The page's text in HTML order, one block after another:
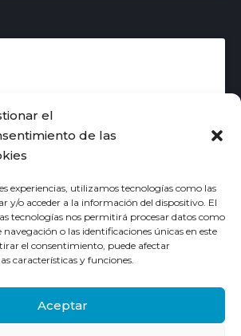
el
de las
experiencias, utilizamos tecnologías como las
y/o acceder a la información del dispositivo. El
tecnologías nos permitirá procesar datos como
o las identificaciones únicas en este
el consentimiento, puede afectar
características y funciones.
Aceptar
para aceptar las cookies de